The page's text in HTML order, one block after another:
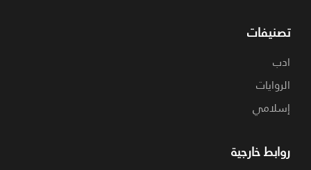
تصنيفات
ادب
الروايات
إسلامي
روابط خارجية